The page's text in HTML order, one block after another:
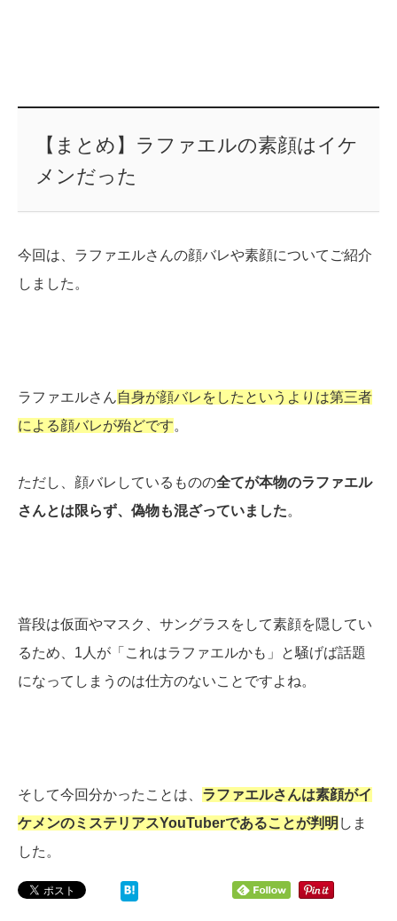
【まとめ】ラファエルの素顔はイケ
メンだった
今回は、ラファエルさんの顔バレや素顔についてご紹介
しました。
ラファエルさん自身が顔バレをしたというよりは第三者
による顔バレが殆どです。
ただし、顔バレしているものの全てが本物のラファエル
さんとは限らず、偽物も混ざっていました。
普段は仮面やマスク、サングラスをして素顔を隠してい
るため、1人が「これはラファエルかも」と騒げば話題
になってしまうのは仕方のないことですよね。
そして今回分かったことは、 ラファエルさんは素顔がイ
ケメンのミステリアスYouTuberであることが判明 しま
した。